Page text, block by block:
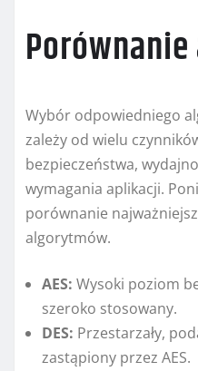
Wybór odpowiedniego
zależy od wielu
bezpieczeństwa,
wymagania aplikacji.
porównanie
algorytmów.
AES: Wysoki poziom
szeroko stosowany.
DES: Przestarzały,
zastąpiony przez AES.